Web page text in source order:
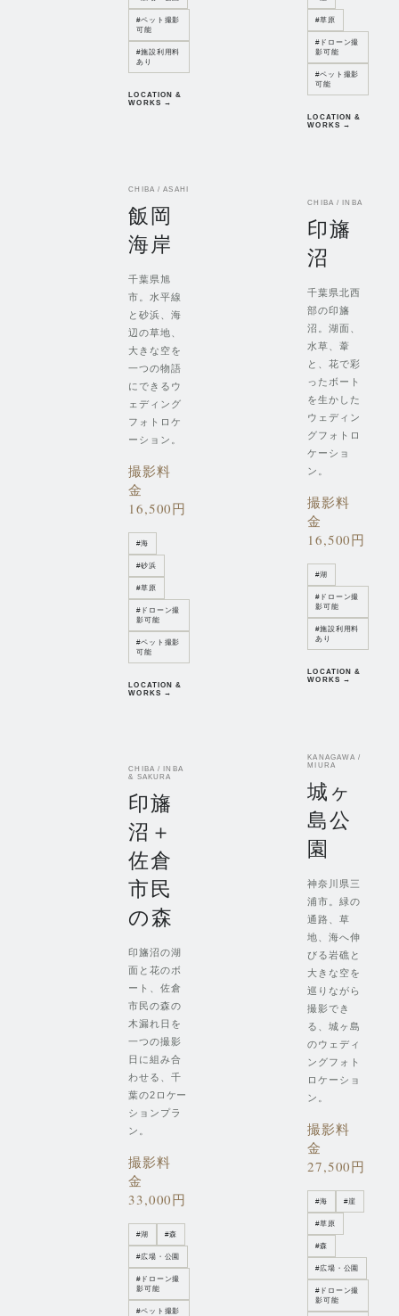
#ペット撮影
可能
#施設利用料
あり
LOCATION &
WORKS →
#草原
# ドローン撮
影可能
#ペット撮影
可能
LOCATION &
WORKS →
CHIBA / ASAHI
飯岡
海岸
千葉県旭
市。水平線
と砂浜、海
辺の草地、
大きな空を
一つの物語
にできるウ
ェディング
フォトロケ
ーション。
撮影料
金
16,500円
#海
#砂浜
#草原
# ドローン撮
影可能
#ペット撮影
可能
LOCATION &
WORKS →
CHIBA / INBA
印旛
沼
千葉県北西
部の印旛
沼。湖面、
水草、葦
と、花で彩
ったボート
を生かした
ウェディン
グフォトロ
ケーショ
ン。
撮影料
金
16,500円
#湖
# ドローン撮
影可能
#施設利用料
あり
LOCATION &
WORKS →
CHIBA / INBA
& SAKURA
印旛
沼＋
佐倉
市民
の森
印旛沼の湖
面と花のボ
ート、佐倉
市民の森の
木漏れ日を
一つの撮影
日に組み合
わせる、千
葉の2ロケー
ションプラ
ン。
撮影料
金
33,000円
#湖 #森
# 広場・公園
# ドローン撮
影可能
#ペット撮影
KANAGAWA /
MIURA
城ヶ
島公
園
神奈川県三
浦市。緑の
通路、草
地、海へ伸
びる岩礁と
大きな空を
巡りながら
撮影でき
る、城ヶ島
のウェディ
ングフォト
ロケーショ
ン。
撮影料
金
27,500円
#海 #崖
#草原
#森
# 広場・公園
# ドローン撮
影可能